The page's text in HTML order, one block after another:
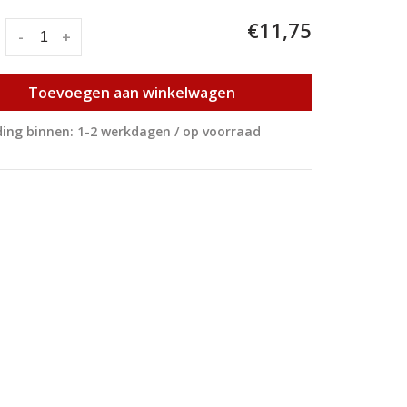
+
- €11,75
Toevoegen aan winkelwagen
binnen: 1-2 werkdagen / op voorraad